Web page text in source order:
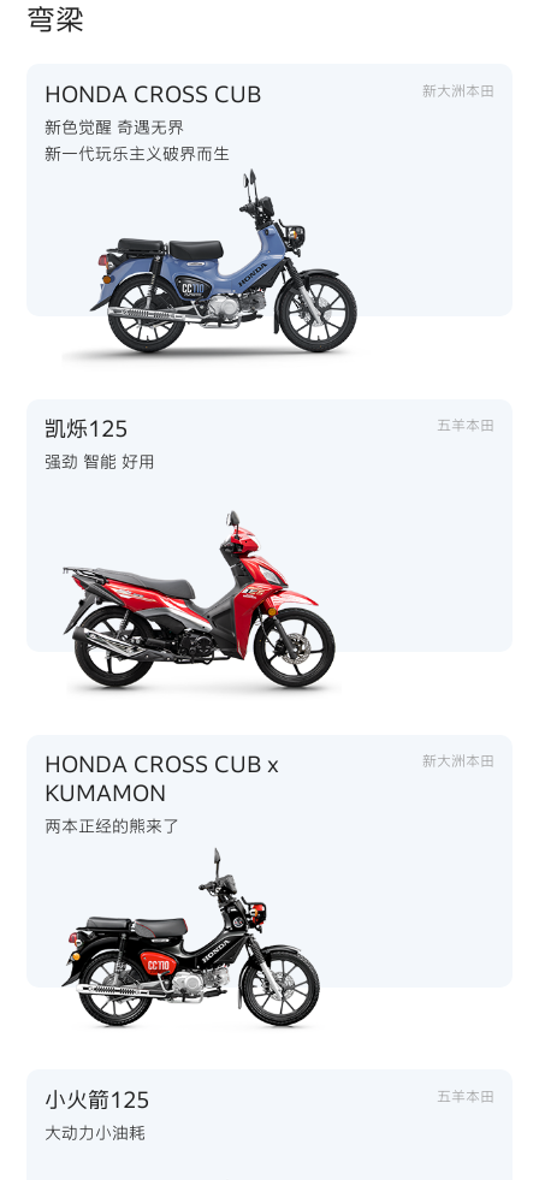
弯梁
HONDA CROSS CUB 新大洲本田
新色觉醒 奇遇无界
新一代玩乐主义破界而生
凯烁125 五羊本田
强劲 智能 好用
HONDA CROSS CUB x
KUMAMON
新大洲本田
两本正经的熊来了
小火箭125 五羊本田
大动力小油耗